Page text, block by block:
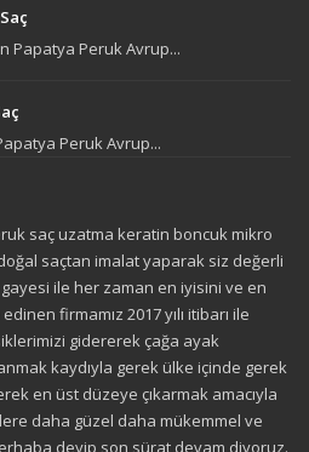
Papatya Peruk Avrup...
Peruk Avrup...
saç uzatma keratin boncuk mikro
saçtan imalat yaparak siz değerli
ile her zaman en iyisini ve en
firmamız 2017 yılı itibarı ile
gidererek çağa ayak
kaydıyla gerek ülke içinde gerek
en üst düzeye çıkarmak amacıyla
daha güzel daha mükemmel ve
deyip son sürat devam diyoruz.